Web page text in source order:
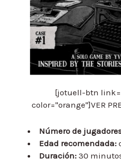
[jotuell-btn
color="orange"]VER
Número de
Edad recomendada:
Duración: 30